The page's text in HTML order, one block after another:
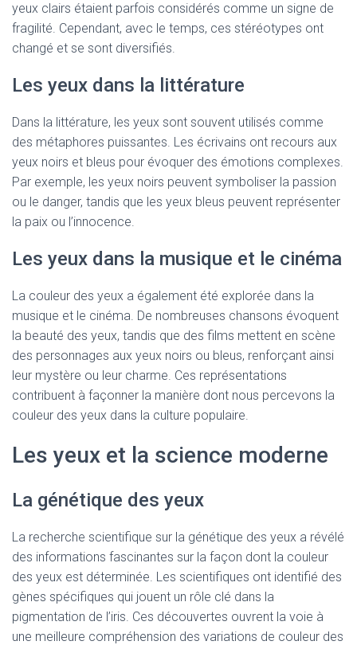
yeux clairs étaient parfois considérés comme un signe de
fragilité. Cependant, avec le temps, ces stéréotypes ont
changé et se sont diversifiés.
Les yeux dans la littérature
Dans la littérature, les yeux sont souvent utilisés comme
des métaphores puissantes. Les écrivains ont recours aux
yeux noirs et bleus pour évoquer des émotions complexes.
Par exemple, les yeux noirs peuvent symboliser la passion
ou le danger, tandis que les yeux bleus peuvent représenter
la paix ou l’innocence.
Les yeux dans la musique et le cinéma
La couleur des yeux a également été explorée dans la
musique et le cinéma. De nombreuses chansons évoquent
la beauté des yeux, tandis que des films mettent en scène
des personnages aux yeux noirs ou bleus, renforçant ainsi
leur mystère ou leur charme. Ces représentations
contribuent à façonner la manière dont nous percevons la
couleur des yeux dans la culture populaire.
Les yeux et la science moderne
La génétique des yeux
La recherche scientifique sur la génétique des yeux a révélé
des informations fascinantes sur la façon dont la couleur
des yeux est déterminée. Les scientifiques ont identifié des
gènes spécifiques qui jouent un rôle clé dans la
pigmentation de l’iris. Ces découvertes ouvrent la voie à
une meilleure compréhension des variations de couleur des